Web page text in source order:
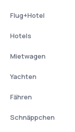
Flug+Hotel
Hotels
Mietwagen
Yachten
Fähren
Schnäppchen